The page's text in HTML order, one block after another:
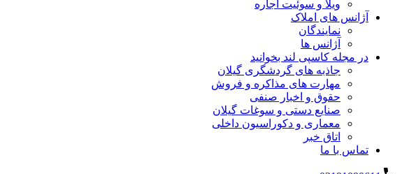
ویلا و سوئیت اجاره
آژانس های املاک
نمایندگان
آژانس ها
در مجله کاسپی لند بخوانید
جاذبه های گردشگری گیلان
مهارت های مذاکره و فروش
حقوق و اخبار صنفی
صنایع دستی و سوغات گیلان
معماری و دکوراسیون داخلی
اتاق خبر
تماس با ما